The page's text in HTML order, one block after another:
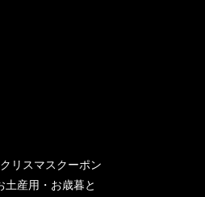
リスマスクーポン
産用・お歳暮と